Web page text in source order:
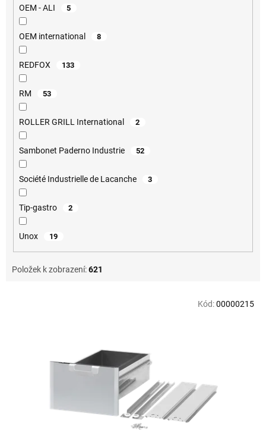
OEM - ALI 5
OEM international 8
REDFOX 133
RM 53
ROLLER GRILL International 2
Sambonet Paderno Industrie 52
Société Industrielle de Lacanche 3
Tip-gastro 2
Unox 19
Položek k zobrazení:621
Kód:00000215